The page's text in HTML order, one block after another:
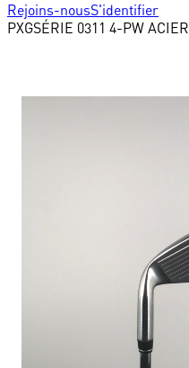
Rejoins-nousS'identifier
PXGSÉRIE 0311 4-PW ACIER